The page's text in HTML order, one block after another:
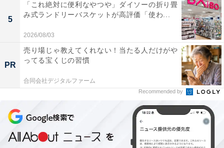
5
「これ絶対に便利なやつや」ダイソーの折り畳
み式ランドリーバスケットが高評価「使わ...
2026/08/03
PR
売り場じゃ教えてくれない！当たる人だけがや
ってる宝くじの習慣
合同会社デジタルファーム
Recommended by